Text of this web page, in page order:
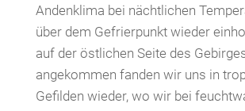
Andenklima bei nächtlichen
über dem Gefrierpunkt wieder
auf der östlichen Seite des
angekommen fanden wir uns in
Gefilden wieder, wo wir bei